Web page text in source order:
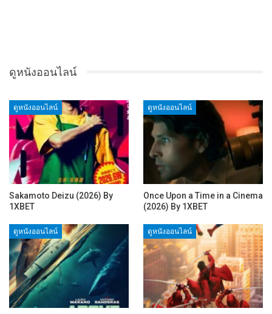
ดูหนังออนไลน์
ดูหนังออนไลน์
Sakamoto Deizu (2026) By
1XBET
ดูหนังออนไลน์
Once Upon a Time in a Cinema
(2026) By 1XBET
ดูหนังออนไลน์ ดูหนังออนไลน์